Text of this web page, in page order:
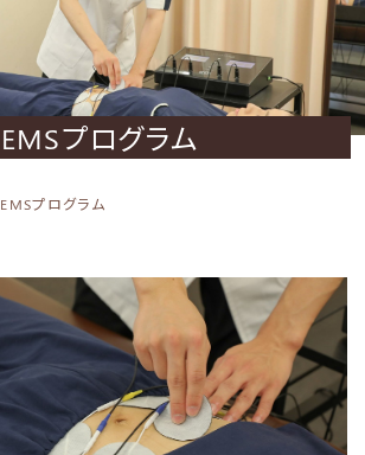
EMSプログラム
EMSプログラム